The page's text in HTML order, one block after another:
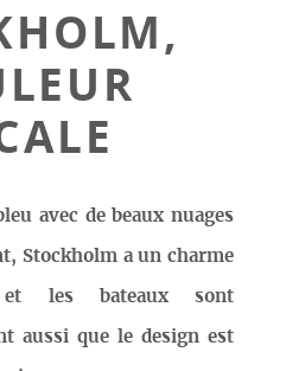
avec de beaux nuages
Stockholm a un charme
et les bateaux sont
aussi que le design est